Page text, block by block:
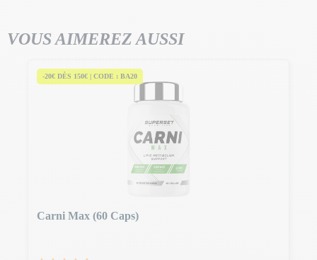
VOUS AIMEREZ AUSSI
-20€ DÈS 150€ | CODE : BA20
Carni Max (60 Caps)